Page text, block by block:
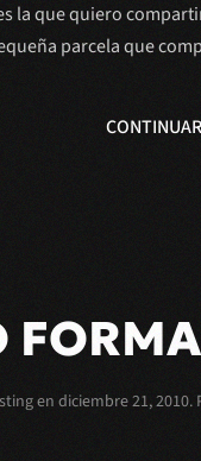
la que quiero
parcela que
en diciembre 21, 2010.